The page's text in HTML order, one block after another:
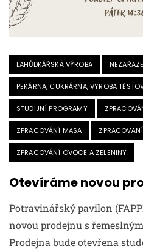
LAHŮDKÁŘSKÁ VÝROBA
PEKÁRNA, CUKRÁRNA, VÝROBA
STUDIJNÍ PROGRAMY
ZPRACOVÁNÍ MASA
ZPRACOVÁNÍ OVOCE A ZELENINY
Otevíráme novou
Potravinářský pavilon
novou prodejnu s
Prodejna bude otevřena